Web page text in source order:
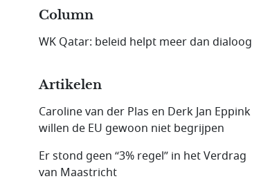
Column
WK Qatar: beleid helpt meer dan dialoog
Artikelen
Caroline van der Plas en Derk Jan Eppink
willen de EU gewoon niet begrijpen
Er stond geen “3% regel” in het Verdrag
van Maastricht